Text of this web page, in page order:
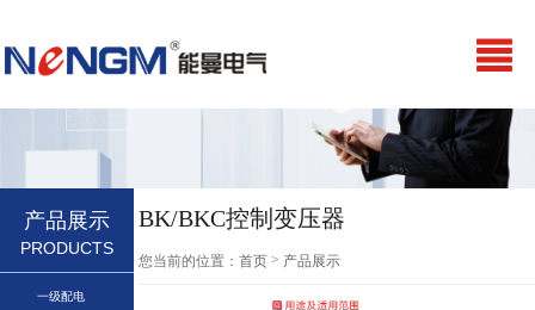
产品展示
PRODUCTS
一级配电
BK/BKC控制变压器
您当前的位置：首页 > 产品展示